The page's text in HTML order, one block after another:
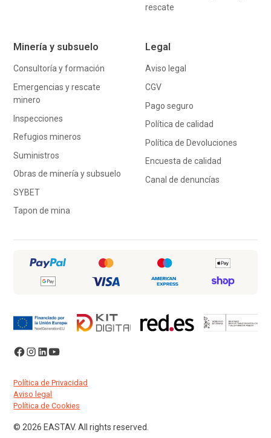
rescate
Minería y subsuelo
Consultoría y formación
Emergencias y rescate
minero
Inspecciones
Refugios mineros
Suministros
Obras de minería y subsuelo
SYBET
Tapon de mina
Legal
Aviso legal
CGV
Pago seguro
Política de calidad
Política de Devoluciones
Encuesta de calidad
Canal de denuncías
© 2026 EASTAV. All rights reserved.
Política de Privacidad
Aviso legal
Política de Cookies